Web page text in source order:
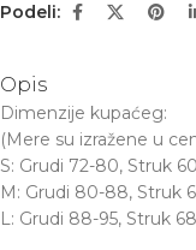
Podeli:
Opis
Dimenzije kupaćeg:
(Mere su izražene u
S: Grudi 72-80, Struk
M: Grudi 80-88, Struk
L: Grudi 88-95, Struk